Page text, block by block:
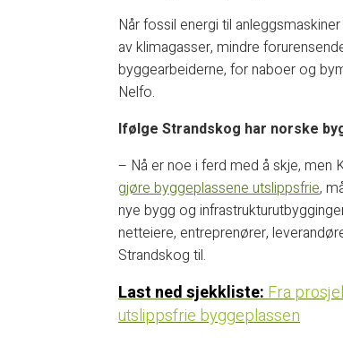
Når fossil energi til
av klimagasser, mindre
byggearbeiderne, for naboer og
Nelfo.
Ifølge Strandskog har norske
– Nå er noe i ferd med å skje, men
gjøre byggeplassene utslippsfrie,
nye bygg og
netteiere, entreprenører,
Strandskog til.
Last nedsjekkliste:Fra
utslippsfrie byggeplassen